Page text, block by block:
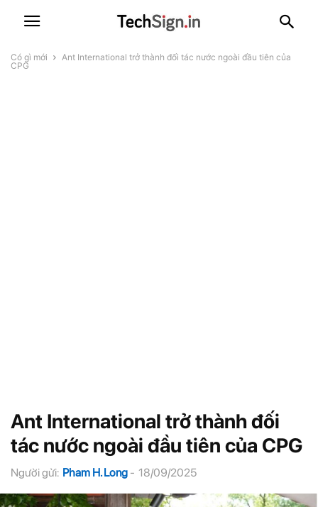
Có gì mới
Ant International trở thành đối tác nước ngoài đầu tiên của
CPG
Ant International trở thành đối
tác nước ngoài đầu tiên của CPG
Người gửi: Pham H. Long - 18/09/2025